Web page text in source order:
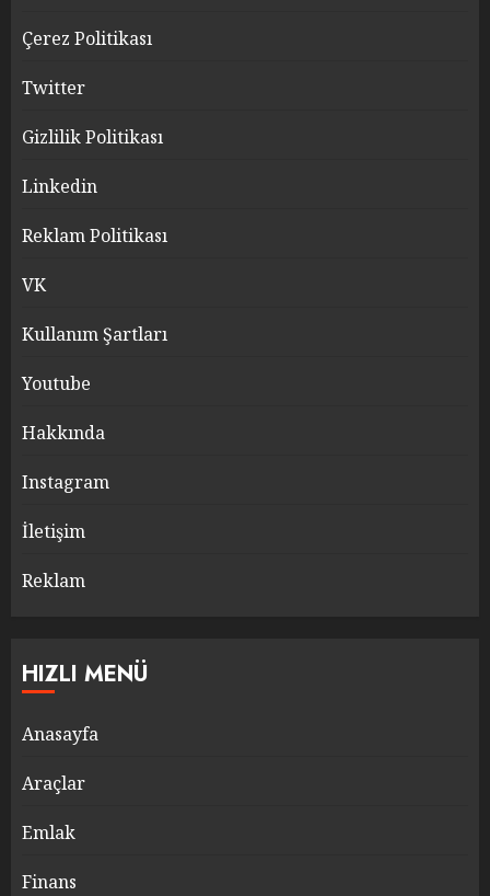
Çerez Politikası
Twitter
Gizlilik Politikası
Linkedin
Reklam Politikası
VK
Kullanım Şartları
Youtube
Hakkında
Instagram
İletişim
Reklam
HIZLI MENÜ
Anasayfa
Araçlar
Emlak
Finans